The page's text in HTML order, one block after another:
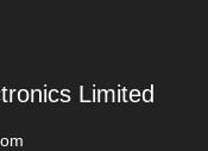
Limited